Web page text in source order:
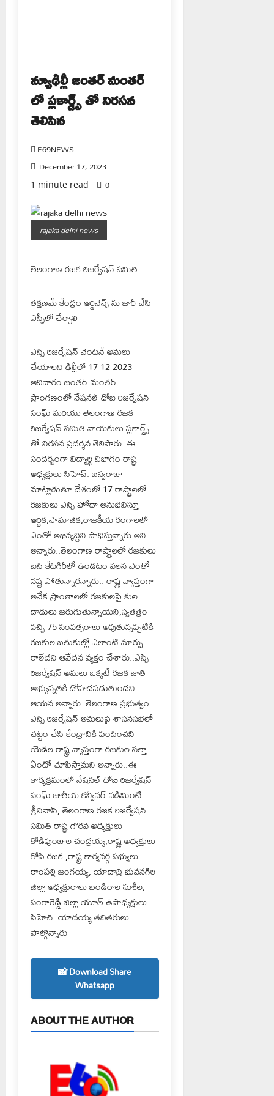
న్యూఢిల్లీ జంతర్ మంతర్
లో ప్లకార్డ్స్ తో నిరసన
తెలిపిన
E69NEWS
December 17, 2023
1 minute read 0
rajaka delhi news
తెలంగాణ రజక రిజర్వేషన్ సమితి
తక్షణమే కేంద్రం ఆర్డినెన్స్ ను జారీ చేసి
ఎస్సీలో చేర్చాలి
ఎస్సి రిజర్వేషన్ వెంటనే అమలు
చేయాలని ఢిల్లీలో 17-12-2023
ఆదివారం జంతర్ మంతర్
ప్రాంగణంలో నేషనల్ ధోబి రిజర్వేషన్
సంఘ్ మరియు తెలంగాణ రజక
రిజర్వేషన్ సమితి నాయకులు ప్లకార్డ్స్
తో నిరసన ప్రదర్శన తెలిపారు..ఈ
సందర్భంగా విద్యార్థి విభాగం రాష్ట్ర
అధ్యక్షులు సిహెచ్. బస్వరాజు
మాట్లాడుతూ దేశంలో 17 రాష్ట్రాలలో
రజకులు ఎస్సి హోదా అనుభవిస్తూ
ఆర్ధిక,సామాజిక,రాజకీయ రంగాలలో
ఎంతో అభివృద్ధిని సాధిస్తున్నారు అని
అన్నారు..తెలంగాణ రాష్ట్రాలలో రజకులు
బిసి కేటగిరీలో ఉండటం వలన ఎంతో
నష్ట పోతున్నారన్నారు.. రాష్ట్ర వ్యాప్తంగా
అనేక ప్రాంతాలలో రజకులపై కుల
దాడులు జరుగుతున్నాయని,స్వతత్రం
వచ్చి 75 సంవత్సరాలు అవుతున్నప్పటికి
రజకుల బతుకుల్లో ఎలాంటి మార్పు
రాలేదని ఆవేదన వ్యక్తం చేశారు..ఎస్సి
రిజర్వేషన్ అమలు ఒక్కటే రజక జాతి
అభ్యున్నతకి దోహదపడుతుందని
ఆయన అన్నారు..తెలంగాణ ప్రభుత్వం
ఎస్సి రిజర్వేషన్ అమలుపై శాసనసభలో
చట్టం చేసి కేంద్రానికి పంపించని
యెడల రాష్ట్ర వ్యాప్తంగా రజకుల సత్తా
ఏంటో చూపిస్తామని అన్నారు..ఈ
కార్యక్రమంలో నేషనల్ ధోబి రిజర్వేషన్
సంఘ్ జాతీయ కన్వీనర్ నడిమింటి
శ్రీనివాస్, తెలంగాణ రజక రిజర్వేషన్
సమితి రాష్ట్ర గౌరవ అధ్యక్షులు
కోడిపుంజుల చంద్రయ్య,రాష్ట్ర అధ్యక్షులు
గోపి రజక ,రాష్ట్ర కార్యవర్గ సభ్యులు
రాంపల్లి జంగయ్య, యాదాద్రి భువనగిరి
జిల్లా అధ్యక్షురాలు బండిరాల సుశీల,
సంగారెడ్డి జిల్లా యూత్ ఉపాధ్యక్షులు
సిహెచ్. యాదయ్య తదితరులు
పాల్గొన్నారు…
📸 Download Share
Whatsapp
ABOUT THE AUTHOR